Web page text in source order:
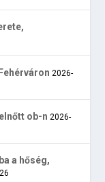
2026-
ob-n 2026-
a hőség,